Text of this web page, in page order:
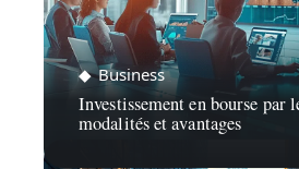
Business
Investissement en bourse par
modalités et avantages